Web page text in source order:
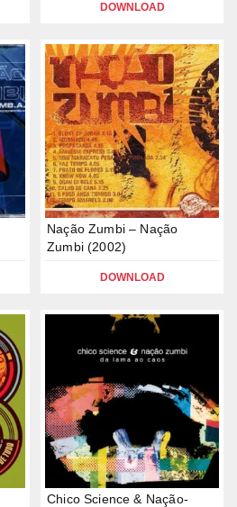
DOWNLOAD
Nação Zumbi – Nação
Zumbi (2002)
DOWNLOAD
Chico Science & Nação-